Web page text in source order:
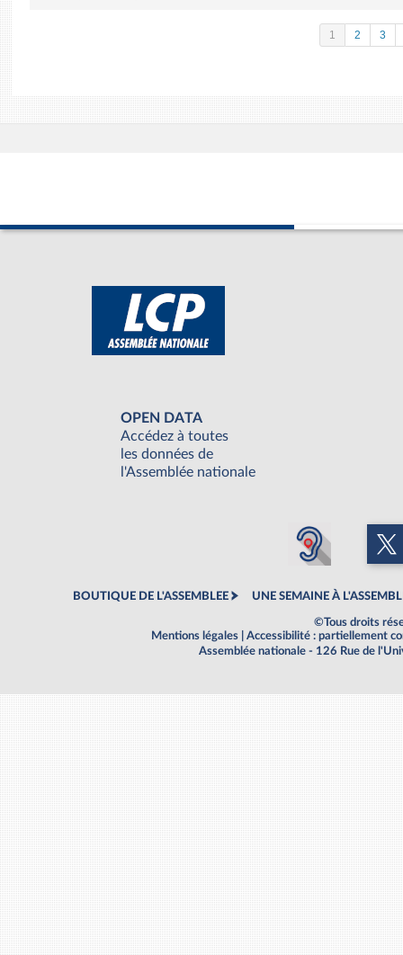
1 2 3
OPEN DATA
Accédez à toutes
les données de
l'Assemblée nationale
BOUTIQUE DE L'ASSEMBLEE UNE SEMAINE À
©Tous droits
Mentions légales
Accessibilité : partiellement
Assemblée nationale - 126 Rue de